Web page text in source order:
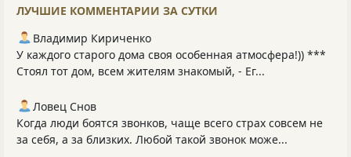
ЛУЧШИЕ КОММЕНТАРИИ ЗА СУТКИ
Владимир Кириченко
У каждого старого дома своя особенная атмосфера!)) ***
Стоял тот дом, всем жителям знакомый, - Ег...
Ловец Снов
Когда люди боятся звонков, чаще всего страх совсем не
за себя, а за близких. Любой такой звонок може...